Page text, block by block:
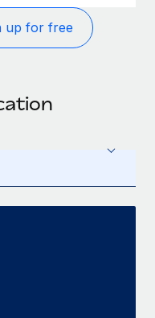
up for free